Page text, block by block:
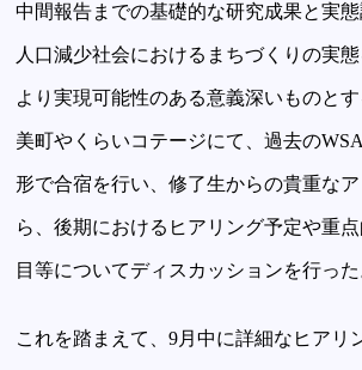
中間報告までの基礎的な研究成果と実態
人口減少社会におけるまちづくりの実
より実現可能性のある意義深いものと
美町やくらいコテージにて、過去の
形で合宿を行い、修了生からの貴重な
ら、後期におけるヒアリング予定や重
目等についてディスカッションを行った
これを踏まえて、9月中に詳細なヒアリ